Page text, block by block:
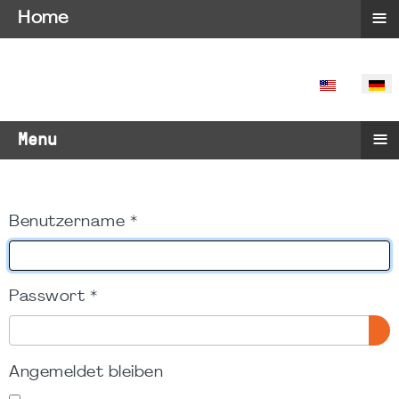
SPRACHE
Menu ≡
Benutzername *
Passwort *
Angemeldet bleiben
Home ≡